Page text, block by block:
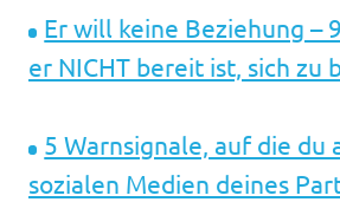
Er will keine Beziehung –
er NICHT bereit ist, sich zu
5 Warnsignale, auf die du
sozialen Medien deines